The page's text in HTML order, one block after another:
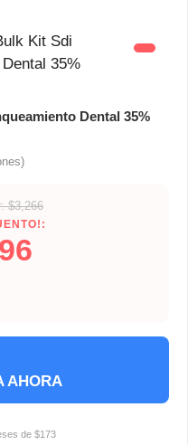
Dental 35%
$3,266
AHORA
de $173